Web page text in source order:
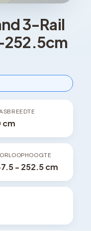
3-Rail
252.5cm
cm
- 252.5 cm